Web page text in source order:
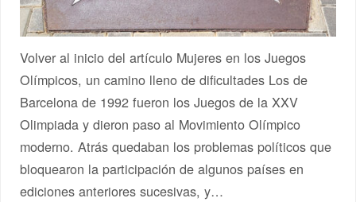
Volver al inicio del artículo Mujeres en los Juegos
Olímpicos, un camino lleno de dificultades Los de
Barcelona de 1992 fueron los Juegos de la XXV
Olimpiada y dieron paso al Movimiento Olímpico
moderno. Atrás quedaban los problemas políticos que
bloquearon la participación de algunos países en
ediciones anteriores sucesivas, y…